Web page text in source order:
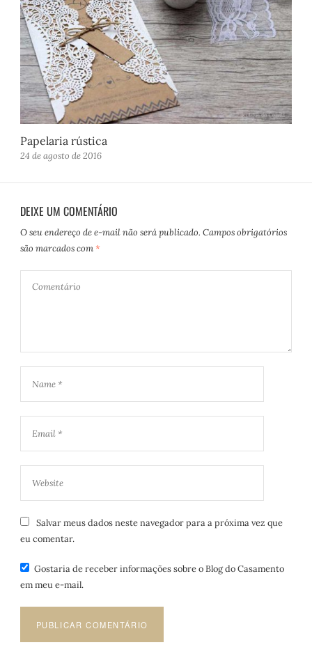
Papelaria rústica
24 de agosto de 2016
DEIXE UM COMENTÁRIO
O seu endereço de e-mail não será publicado. Campos obrigatórios
são marcados com *
Salvar meus dados neste navegador para a próxima vez que
eu comentar.
Gostaria de receber informações sobre o Blog do Casamento
em meu e-mail.